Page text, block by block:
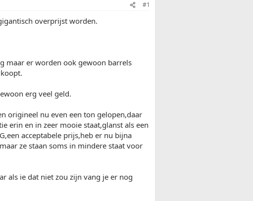
#1
overprijst worden.
maar er worden ook gewoon barrels
erg veel geld.
origineel nu even een ton gelopen,daar
erin en in zeer mooie staat,glanst als een
acceptabele prijs,heb er nu bijna
ze staan soms in mindere staat voor
als ie dat niet zou zijn vang je er nog